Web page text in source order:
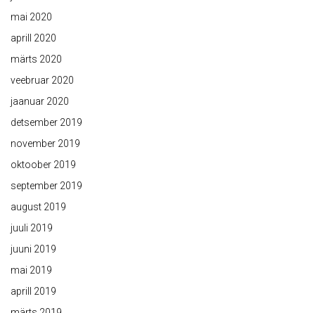
mai 2020
aprill 2020
märts 2020
veebruar 2020
jaanuar 2020
detsember 2019
november 2019
oktoober 2019
september 2019
august 2019
juuli 2019
juuni 2019
mai 2019
aprill 2019